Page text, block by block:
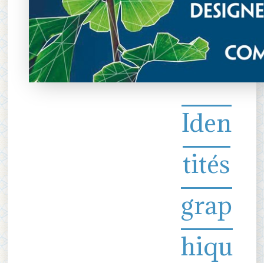
Iden
tités
grap
hiqu